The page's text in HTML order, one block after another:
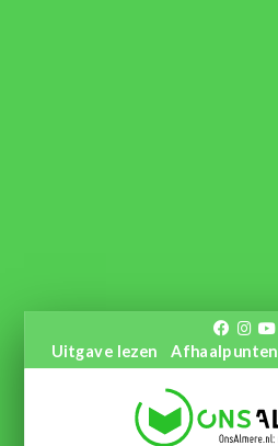
Uitgave lezen Afhaalpunten